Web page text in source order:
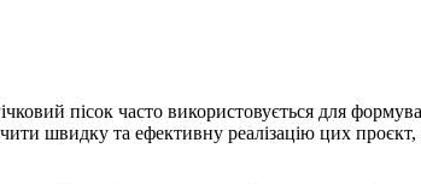
пісок часто використовується для
швидку та ефективну реалізацію цих